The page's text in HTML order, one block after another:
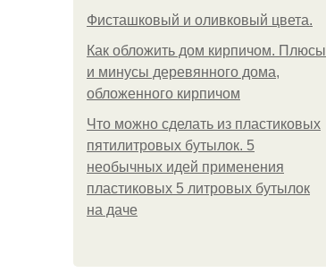
Фисташковый и оливковый цвета.
Как обложить дом кирпичом. Плюсы
и минусы деревянного дома,
обложенного кирпичом
Что можно сделать из пластиковых
пятилитровых бутылок. 5
необычных идей применения
пластиковых 5 литровых бутылок
на даче